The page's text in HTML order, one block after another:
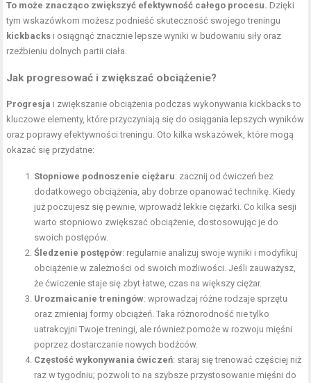
To może znacząco zwiększyć efektywność całego procesu. Dzięki
tym wskazówkom możesz podnieść skuteczność swojego treningu
kickbacks i osiągnąć znacznie lepsze wyniki w budowaniu siły oraz
rzeźbieniu dolnych partii ciała.
Jak progresować i zwiększać obciążenie?
Progresja i zwiększanie obciążenia podczas wykonywania kickbacks to
kluczowe elementy, które przyczyniają się do osiągania lepszych wyników
oraz poprawy efektywności treningu. Oto kilka wskazówek, które mogą
okazać się przydatne:
Stopniowe podnoszenie ciężaru: zacznij od ćwiczeń bez
dodatkowego obciążenia, aby dobrze opanować technikę. Kiedy
już poczujesz się pewnie, wprowadź lekkie ciężarki. Co kilka sesji
warto stopniowo zwiększać obciążenie, dostosowując je do
swoich postępów.
Śledzenie postępów: regularnie analizuj swoje wyniki i modyfikuj
obciążenie w zależności od swoich możliwości. Jeśli zauważysz,
że ćwiczenie staje się zbyt łatwe, czas na większy ciężar.
Urozmaicanie treningów: wprowadzaj różne rodzaje sprzętu
oraz zmieniaj formy obciążeń. Taka różnorodność nie tylko
uatrakcyjni Twoje treningi, ale również pomoże w rozwoju mięśni
poprzez dostarczanie nowych bodźców.
Częstość wykonywania ćwiczeń: staraj się trenować częściej niż
raz w tygodniu; pozwoli to na szybsze przystosowanie mięśni do